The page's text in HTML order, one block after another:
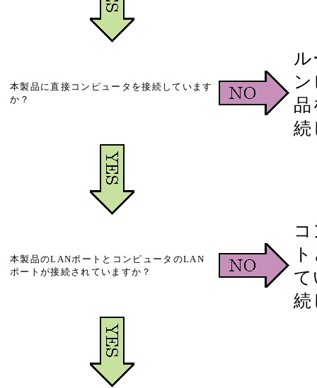
本製品に直接コンピュータを接続しています
か？
品
続
本製品のLANポートとコンピュータのLAN
ポートが接続されていますか？
続